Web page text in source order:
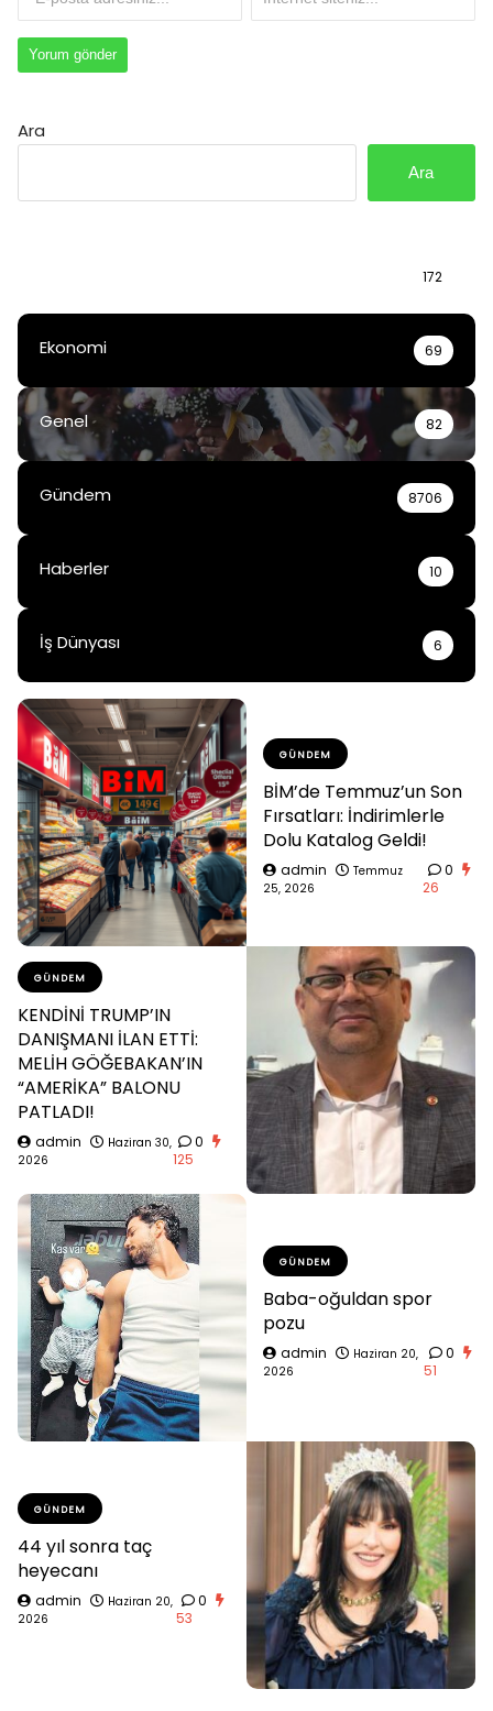
Ara
Ara
172
Ekonomi 69
Genel 82
Gündem 8706
Haberler 10
İş Dünyası 6
GÜNDEM
BİM’de Temmuz’un Son
Fırsatları: İndirimlerle
Dolu Katalog Geldi!
admin
Temmuz
25, 2026
0
26
GÜNDEM
KENDİNİ TRUMP’IN
DANIŞMANI İLAN ETTİ:
MELİH GÖĞEBAKAN’IN
“AMERİKA” BALONU
PATLADI!
admin
Haziran 30,
2026
0
125
GÜNDEM
Baba-oğuldan spor
pozu
admin
Haziran 20,
2026
0
51
GÜNDEM
44 yıl sonra taç
heyecanı
admin
Haziran 20,
2026
0
53